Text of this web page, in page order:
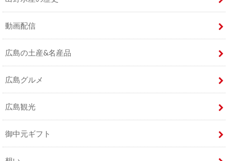
動画配信
広島の土産&名産品
広島グルメ
広島観光
御中元ギフト